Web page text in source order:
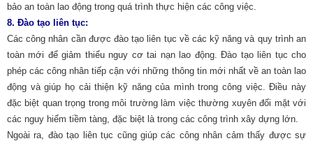
bảo an toàn lao động trong quá trình thực hiện các công việc.
8. Đào tạo liên tục:
Các công nhân cần được đào tạo liên tục về các kỹ năng và quy trình an
toàn mới để giảm thiểu nguy cơ tai nạn lao động. Đào tạo liên tục cho
phép các công nhân tiếp cận với những thông tin mới nhất về an toàn lao
động và giúp họ cải thiện kỹ năng của mình trong công việc. Điều này
đặc biệt quan trọng trong môi trường làm việc thường xuyên đối mặt với
các nguy hiểm tiềm tàng, đặc biệt là trong các công trình xây dựng lớn.
Ngoài ra, đào tạo liên tục cũng giúp các công nhân cảm thấy được sự